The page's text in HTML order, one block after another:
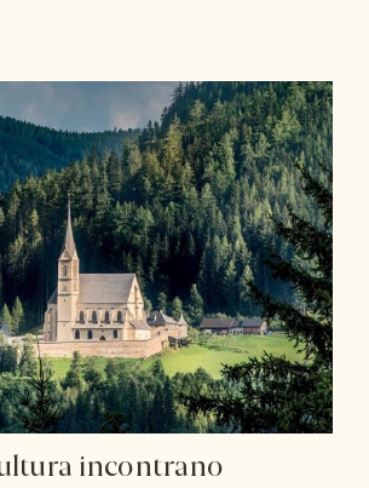
incontrano